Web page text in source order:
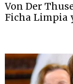
Von Der
Ficha Limpia